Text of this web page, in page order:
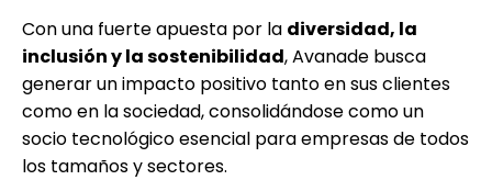
Con una fuerte apuesta por la diversidad, la
inclusión y la sostenibilidad, Avanade busca
generar un impacto positivo tanto en sus clientes
como en la sociedad, consolidándose como un
socio tecnológico esencial para empresas de todos
los tamaños y sectores.